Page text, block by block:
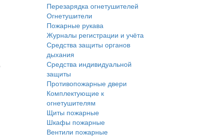
Перезарядка огнетушителей
Огнетушители
Пожарные рукава
Журналы регистрации и учёта
Средства защиты органов
дыхания
Средства индивидуальной
защиты
Противопожарные двери
Комплектующие к
огнетушителям
Щиты пожарные
Шкафы пожарные
Вентили пожарные